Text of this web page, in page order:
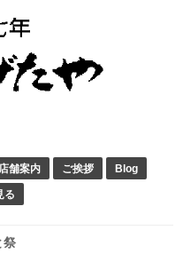
店舗案内 ご挨拶 Blog
る
祭